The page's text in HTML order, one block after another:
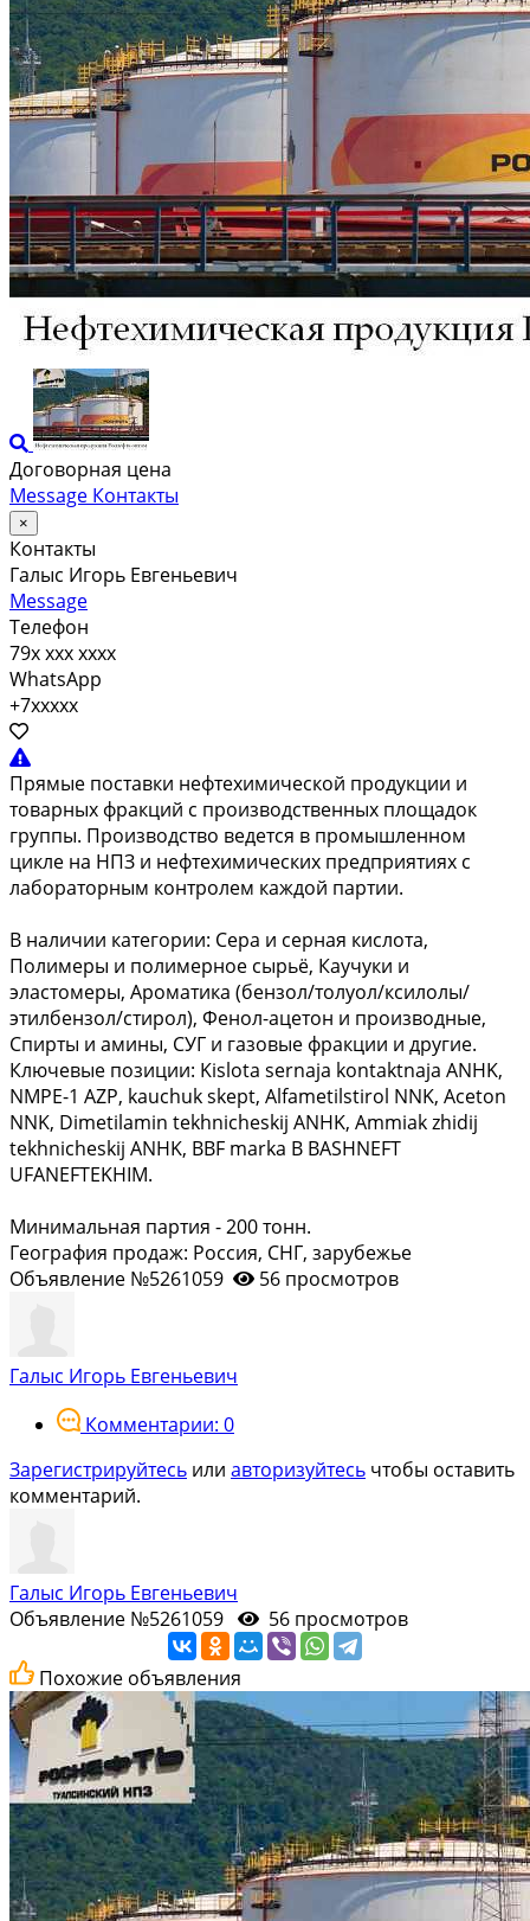
Договорная цена
Message Контакты
×
Контакты
Галыс Игорь Евгеньевич
Message
Телефон
79x xxx xxxx
WhatsApp
+7xxxxx
Прямые поставки нефтехимической продукции и
товарных фракций с производственных площадок
группы. Производство ведется в промышленном
цикле на НПЗ и нефтехимических предприятиях с
лабораторным контролем каждой партии.
В наличии категории: Сера и серная кислота,
Полимеры и полимерное сырьё, Каучуки и
эластомеры, Ароматика (бензол/толуол/ксилолы/
этилбензол/стирол), Фенол-ацетон и производные,
Спирты и амины, СУГ и газовые фракции и другие.
Ключевые позиции: Kislota sernaja kontaktnaja ANHK,
NMPE-1 AZP, kauchuk skept, Alfametilstirol NNK, Aceton
NNK, Dimetilamin tekhnicheskij ANHK, Ammiak zhidij
tekhnicheskij ANHK, BBF marka B BASHNEFT
UFANEFTEKHIM.
Минимальная партия - 200 тонн.
География продаж: Россия, СНГ, зарубежье
Объявление №5261059
56 просмотров
Галыс Игорь Евгеньевич
Комментарии: 0
Зарегистрируйтесь или авторизуйтесь чтобы оставить
комментарий.
Галыс Игорь Евгеньевич
Объявление №5261059
56 просмотров
Похожие объявления